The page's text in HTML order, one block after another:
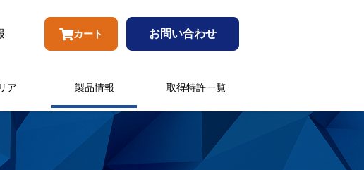
カート お問い合わせ
ア 製品情報 取得特許一覧